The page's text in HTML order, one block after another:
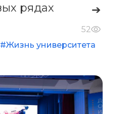
рядах ➔
52
#Жизнь университета